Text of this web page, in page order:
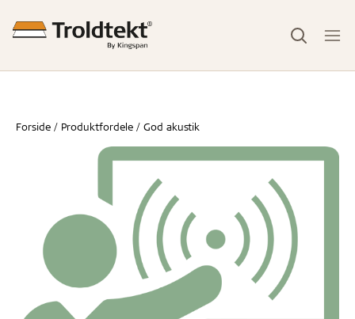
Forside Produktfordele God akustik